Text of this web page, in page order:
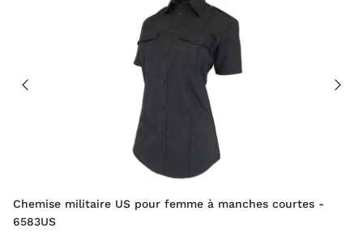
Chemise militaire US pour femme à manches courtes -
6583US